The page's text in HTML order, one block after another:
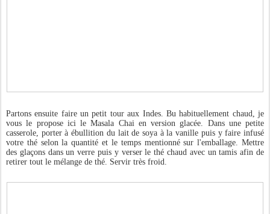
Partons ensuite faire un petit tour aux Indes. Bu habituellement chaud, je
vous le propose ici le Masala Chai en version glacée. Dans une petite
casserole, porter à ébullition du lait de soya à la vanille puis y faire infusé
votre thé selon la quantité et le temps mentionné sur l'emballage. Mettre
des glaçons dans un verre puis y verser le thé chaud avec un tamis afin de
retirer tout le mélange de thé. Servir très froid.